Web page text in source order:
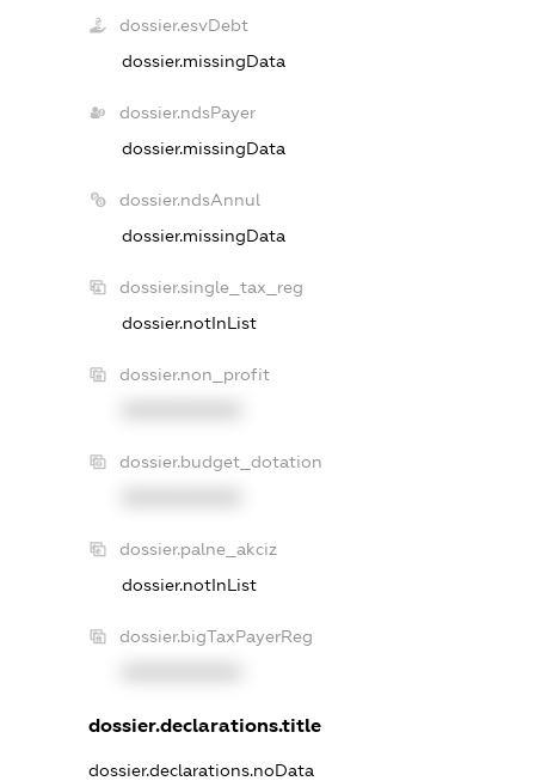
dossier.esvDebt
dossier.missingData
dossier.ndsPayer
dossier.missingData
dossier.ndsAnnul
dossier.missingData
dossier.single_tax_reg
dossier.notInList
dossier.non_profit
dossier.budget_dotation
dossier.palne_akciz
dossier.notInList
dossier.bigTaxPayerReg
dossier.declarations.title
dossier.declarations.noData